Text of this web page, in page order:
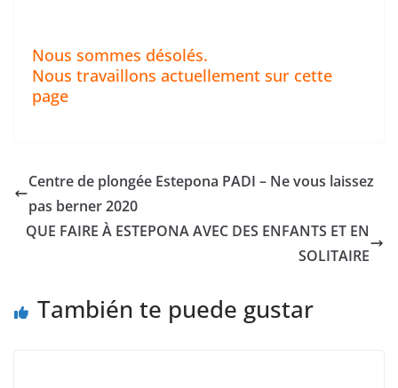
Nous sommes désolés.
Nous travaillons actuellement sur cette
page
Centre de plongée Estepona PADI – Ne vous laissez
pas berner 2020
QUE FAIRE À ESTEPONA AVEC DES ENFANTS ET EN
SOLITAIRE
También te puede gustar